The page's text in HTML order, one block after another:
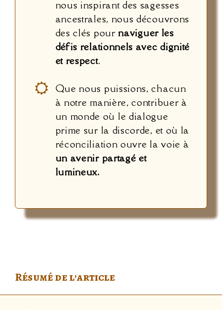
nous inspirant des sagesses
ancestrales, nous découvrons
des clés pour naviguer les
défis relationnels avec dignité
et respect.
Que nous puissions, chacun
à notre manière, contribuer à
un monde où le dialogue
prime sur la discorde, et où la
réconciliation ouvre la voie à
un avenir partagé et
lumineux.
Résumé de l’article